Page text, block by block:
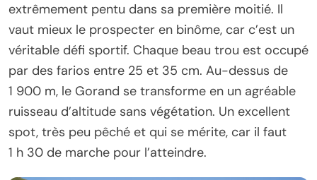
extrêmement pentu dans sa première moitié. Il
vaut mieux le prospecter en binôme, car c’est un
véritable défi sportif. Chaque beau trou est occupé
par des farios entre 25 et 35 cm. Au-dessus de
1 900 m, le Gorand se transforme en un agréable
ruisseau d’altitude sans végétation. Un excellent
spot, très peu pêché et qui se mérite, car il faut
1 h 30 de marche pour l’atteindre.